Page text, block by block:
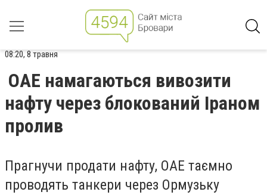
08:20, 8 травня
ОАЕ намагаються вивозити
нафту через блокований Іраном
пролив
Прагнучи продати нафту, ОАЕ таємно
проводять танкери через Ормузьку